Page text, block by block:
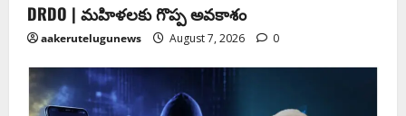
DRDO | మహిళలకు గొప్ప అవకాశం
aakerutelugunews August 7, 2026 0